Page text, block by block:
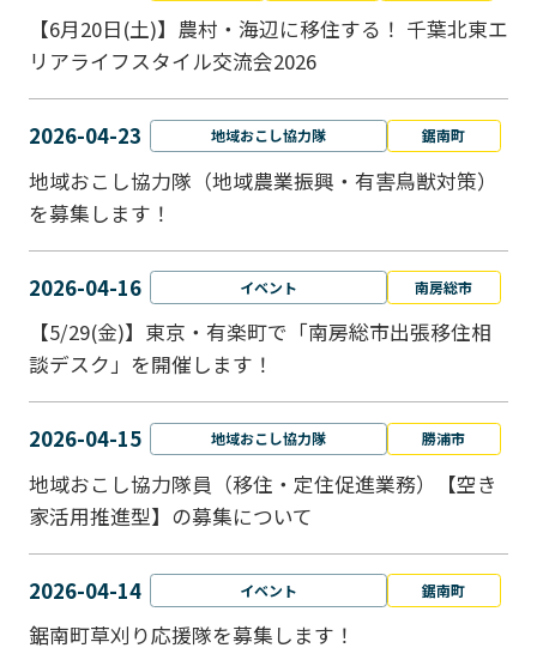
【6月20日(土)】農村・海辺に移住する！ 千葉北東エ
リアライフスタイル交流会2026
2026-04-23 地域おこし協力隊 鋸南町
地域おこし協力隊（地域農業振興・有害鳥獣対策）
を募集します！
2026-04-16 イベント 南房総市
【5/29(金)】東京・有楽町で「南房総市出張移住相
談デスク」を開催します！
2026-04-15 地域おこし協力隊 勝浦市
地域おこし協力隊員（移住・定住促進業務）【空き
家活用推進型】の募集について
2026-04-14 イベント 鋸南町
鋸南町草刈り応援隊を募集します！